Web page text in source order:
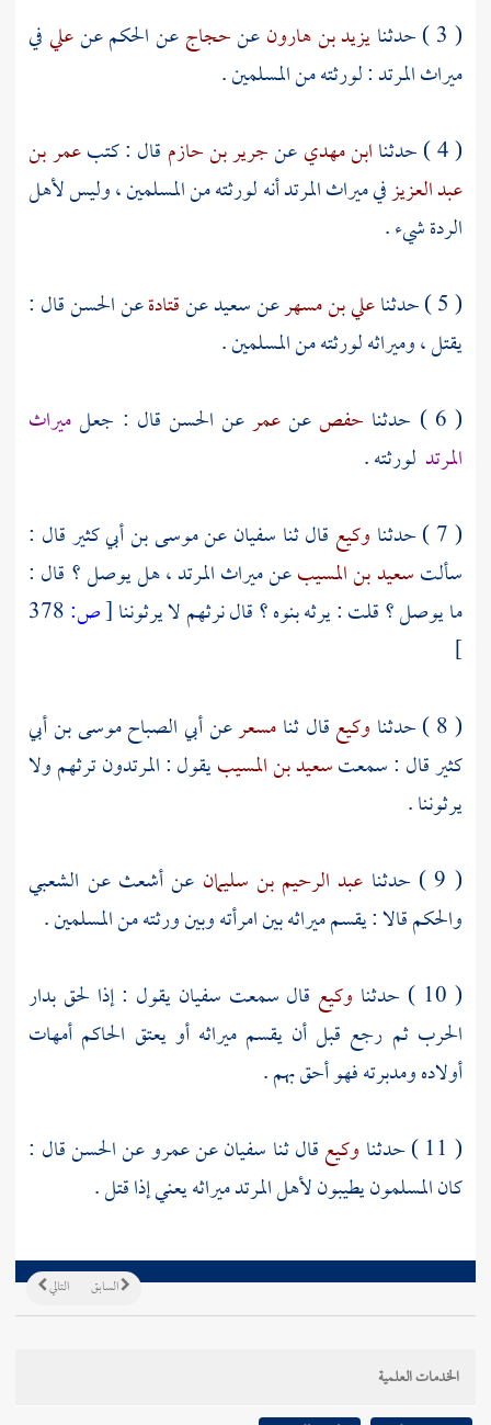
( 3 ) حدثنا
يزيد بن هارونعنحجاجعنالحكمعنعليفي
ميراث المرتد : لورثته من المسلمين .
( 4 ) حدثنا
ابن مهديعنجرير بن حازم قال : كتبعمر بن
عبد العزيزفي ميراث المرتد أنه لورثته من المسلمين ، وليس لأهل
الردة شيء .
( 5 ) حدثنا
علي بن مسهرعنسعيدعنقتادةعنالحسنقال :
يقتل ، وميراثه لورثته من المسلمين .
( 6 ) حدثنا
حفصعنعمرعن الحسن قال : جعلميراث
المرتد لورثته .
( 7 ) حدثنا
وكيع قال ثنا سفيانعنموسى بن أبي كثيرقال :
سألتسعيد بن المسيبعن ميراث المرتد ، هل يوصل ؟ قال :
ما يوصل ؟ قلت : يرثه بنوه ؟ قال نرثهم لا يرثوننا[ص:378
]
( 8 ) حدثنا
وكيعقال ثنامسعرعنأبي الصباح موسى بن أبي
كثيرقال : سمعتسعيد بن المسيبيقول : المرتدون ترثهم ولا
يرثوننا .
( 9 ) حدثنا
عبد الرحيم بن سليمان عنأشعثعن الشعبي
والحكمقالا : يقسم ميراثه بين امرأته وبين ورثته من المسلمين .
( 10 ) حدثنا
وكيع قال سمعت سفيانيقول : إذا لحق بدار
الحرب ثم رجع قبل أن يقسم ميراثه أو يعتق الحاكم أمهات
أولاده ومدبرته فهو أحق بهم .
( 11 ) حدثنا
وكيعقال ثنا سفيانعنعمروعنالحسنقال :
كان المسلمون يطيبون لأهل المرتد ميراثه يعني إذا قتل .
التالي السابق
الخدمات العلمية